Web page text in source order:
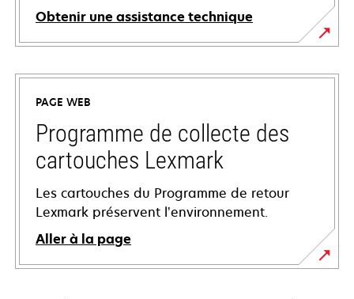
Obtenir une assistance technique
s’ouvre
dans
nouvel
onglet
PAGE WEB
Programme de collecte des
cartouches Lexmark
Les cartouches du Programme de retour
Lexmark préservent l’environnement.
Aller à la page